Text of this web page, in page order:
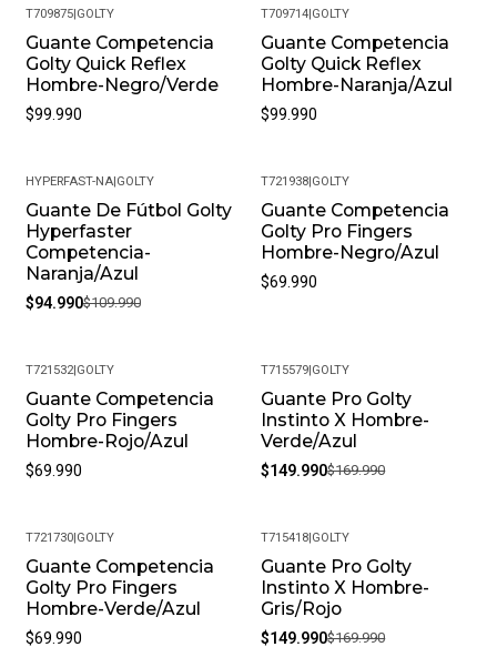
T709875| GOLTY
Guante Competencia
Golty Quick Reflex
Hombre-Negro/Verde
$99.990
T709714 GOLTY
Guante Competencia
Golty Quick Reflex
Hombre-Naranja/Azul
$99.990
-14%
HYPERFAST-NA| GOLTY
Guante De Fútbol Golty
Hyperfaster
Competencia-
Naranja/Azul
$94.990$109.990
T721938 GOLTY
Guante Competencia
Golty Pro Fingers
Hombre-Negro/Azul
$69.990
T721532| GOLTY
Guante Competencia
Golty Pro Fingers
Hombre-Rojo/Azul
$69.990
-12%
T715579 GOLTY
Guante Pro Golty
Instinto X Hombre-
Verde/Azul
$149.990$169.990
T721730| GOLTY
Guante Competencia
Golty Pro Fingers
Hombre-Verde/Azul
$69.990
-12%
T715418 GOLTY
Guante Pro Golty
Instinto X Hombre-
Gris/Rojo
$149.990$169.990